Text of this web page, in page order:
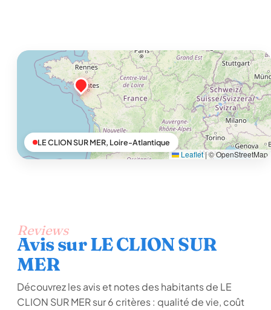
Leaflet |© OpenStreetMap
LE CLION SUR MER, Loire-Atlantique
Reviews
Avis sur LE CLION SUR
MER
Découvrez les avis et notes des habitants de LE
CLION SUR MER sur 6 critères : qualité de vie, coût